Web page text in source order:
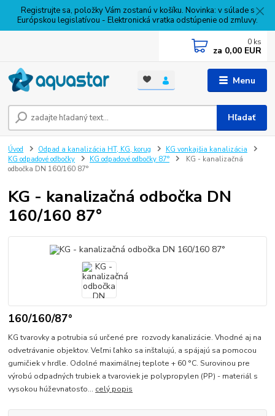
Registrujte sa, položky Vám zostanú v košíku. Novinka: v súlade s
Európskou legislatívou - Elektronická vratka odstúpenie od zmluvy.
Menu
Hľadať
0 ks
za 0,00 EUR
Úvod Odpad a kanalizácia HT, KG, korug
KG vonkajšia kanalizácia
KG odpadové odbočky
KG odpadové odbočky 87°
KG - kanalizačná
odbočka DN 160/160 87°
KG - kanalizačná odbočka DN
160/160 87°
160/160/87°
KG tvarovky a potrubia sú určené pre rozvody kanalizácie. Vhodné aj na
odvetrávanie objektov. Veľmi ľahko sa inštalujú, a spájajú sa pomocou
gumičiek v hrdle. Odolné maximálnej teplote + 60 °C. Surovinou pre
výrobú odpadných trubiek a tvaroviek je polypropylen (PP) - materiál s
vysokou húževnatosťo... celý popis